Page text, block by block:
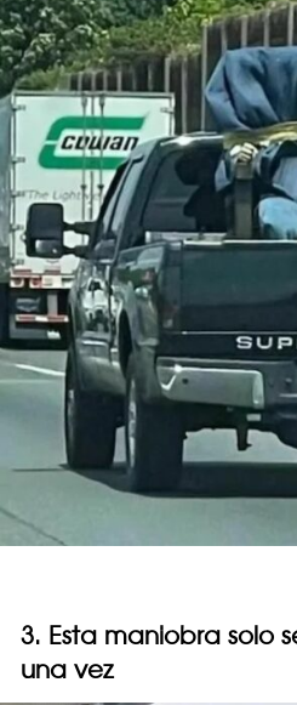
3. Esta maniobra solo
una vez